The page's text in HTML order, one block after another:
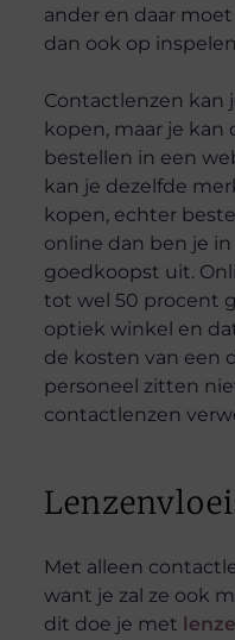
ander en daar
dan ook op
Contactlenzen kan
kopen, maar je
bestellen in een
kan je dezelfde
kopen, echter
online dan ben je
goedkoopst uit.
tot wel 50 procent
optiek winkel en
de kosten van een
personeel zitten
contactlenzen
Met alleen
want je zal ze ook
dit doe je met